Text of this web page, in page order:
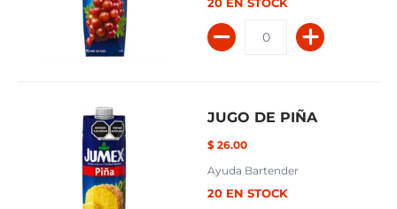
20 EN STOCK
JUGO DE PIÑA
$ 26.00
Ayuda Bartender
20 EN STOCK